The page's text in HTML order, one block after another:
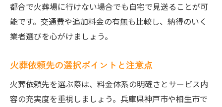
都合で火葬場に行けない場合でも自宅で見送ることが可
能です。交通費や追加料金の有無も比較し、納得のいく
業者選びを心がけましょう。
火葬依頼先の選択ポイントと注意点
火葬依頼先を選ぶ際は、料金体系の明確さとサービス内
容の充実度を重視しましょう。兵庫県神戸市や相生市で